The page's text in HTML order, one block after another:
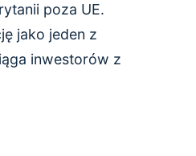
poza UE.
jako jeden z
inwestorów z